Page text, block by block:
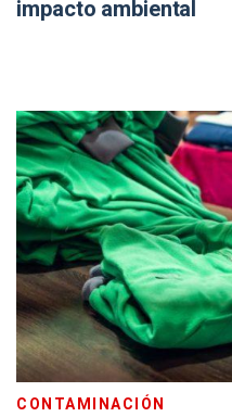
impacto ambiental
CONTAMINACIÓN